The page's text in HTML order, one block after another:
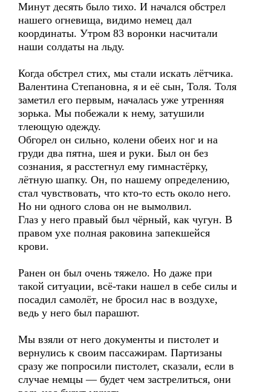
Минут десять было тихо. И начался обстрел
нашего огневища, видимо немец дал
координаты. Утром 83 воронки насчитали
наши солдаты на льду.
Когда обстрел стих, мы стали искать лётчика.
Валентина Степановна, я и её сын, Толя. Толя
заметил его первым, началась уже утренняя
зорька. Мы побежали к нему, затушили
тлеющую одежду.
Обгорел он сильно, колени обеих ног и на
груди два пятна, шея и руки. Был он без
сознания, я расстегнул ему гимнастёрку,
лётную шапку. Он, по нашему определению,
стал чувствовать, что кто-то есть около него.
Но ни одного слова он не вымолвил.
Глаз у него правый был чёрный, как чугун. В
правом ухе полная раковина запекшейся
крови.
Ранен он был очень тяжело. Но даже при
такой ситуации, всё-таки нашел в себе силы и
посадил самолёт, не бросил нас в воздухе,
ведь у него был парашют.
Мы взяли от него документы и пистолет и
вернулись к своим пассажирам. Партизаны
сразу же попросили пистолет, сказали, если в
случае немцы — будет чем застрелиться, они